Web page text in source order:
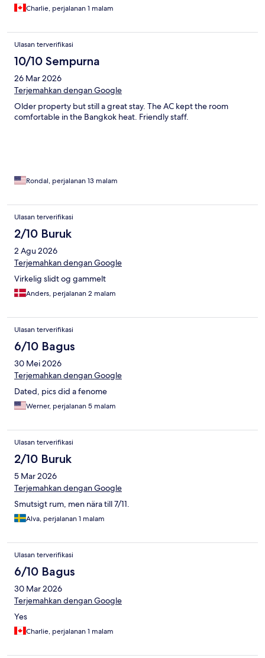
Charlie, perjalanan 1 malam
Ulasan terverifikasi
10/10 Sempurna
26 Mar 2026
Terjemahkan dengan Google
Older property but still a great stay. The AC kept the room
comfortable in the Bangkok heat. Friendly staff.
Rondal, perjalanan 13 malam
Ulasan terverifikasi
2/10 Buruk
2 Agu 2026
Terjemahkan dengan Google
Virkelig slidt og gammelt
Anders, perjalanan 2 malam
Ulasan terverifikasi
6/10 Bagus
30 Mei 2026
Terjemahkan dengan Google
Dated, pics did a fenome
Werner, perjalanan 5 malam
Ulasan terverifikasi
2/10 Buruk
5 Mar 2026
Terjemahkan dengan Google
Smutsigt rum, men nära till 7/11.
Alva, perjalanan 1 malam
Ulasan terverifikasi
6/10 Bagus
30 Mar 2026
Terjemahkan dengan Google
Yes
Charlie, perjalanan 1 malam